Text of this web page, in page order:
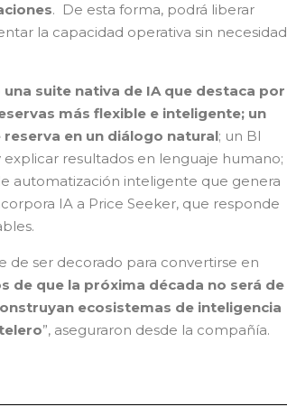
. De esta forma, podrá liberar
la capacidad operativa sin necesidad
suite nativa de IA que destaca por
más flexible e inteligente; un
en un diálogo natural; un BI
resultados en lenguaje humano;
automatización inteligente que genera
IA a Price Seeker, que responde
de ser decorado para convertirse en
de que la próxima década no será de
ecosistemas de inteligencia
”, aseguraron desde la compañía.